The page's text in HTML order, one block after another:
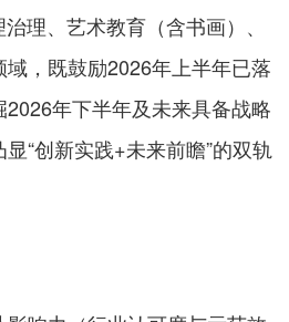
理、艺术教育（含书画）、
，既鼓励2026年上半年已落
年下半年及未来具备战略
“创新实践+未来前瞻”的双轨